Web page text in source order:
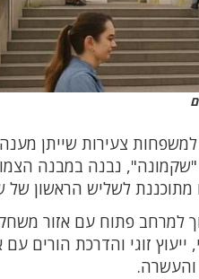
צעירות שייתן מענה
נבנה במבנה
לשליש הראשון של שנת
למרחב פתוח עם אזור
זוגי והדרכת הורים
והעשרה.